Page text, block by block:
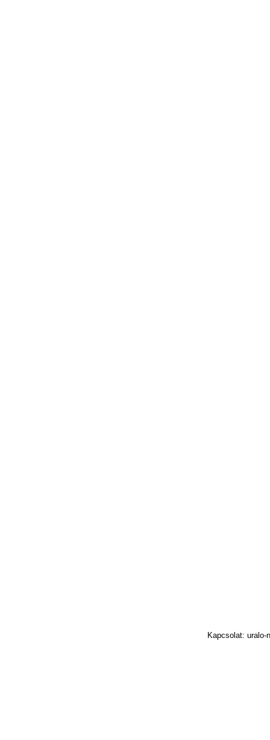
Kapcsolat: uralo-